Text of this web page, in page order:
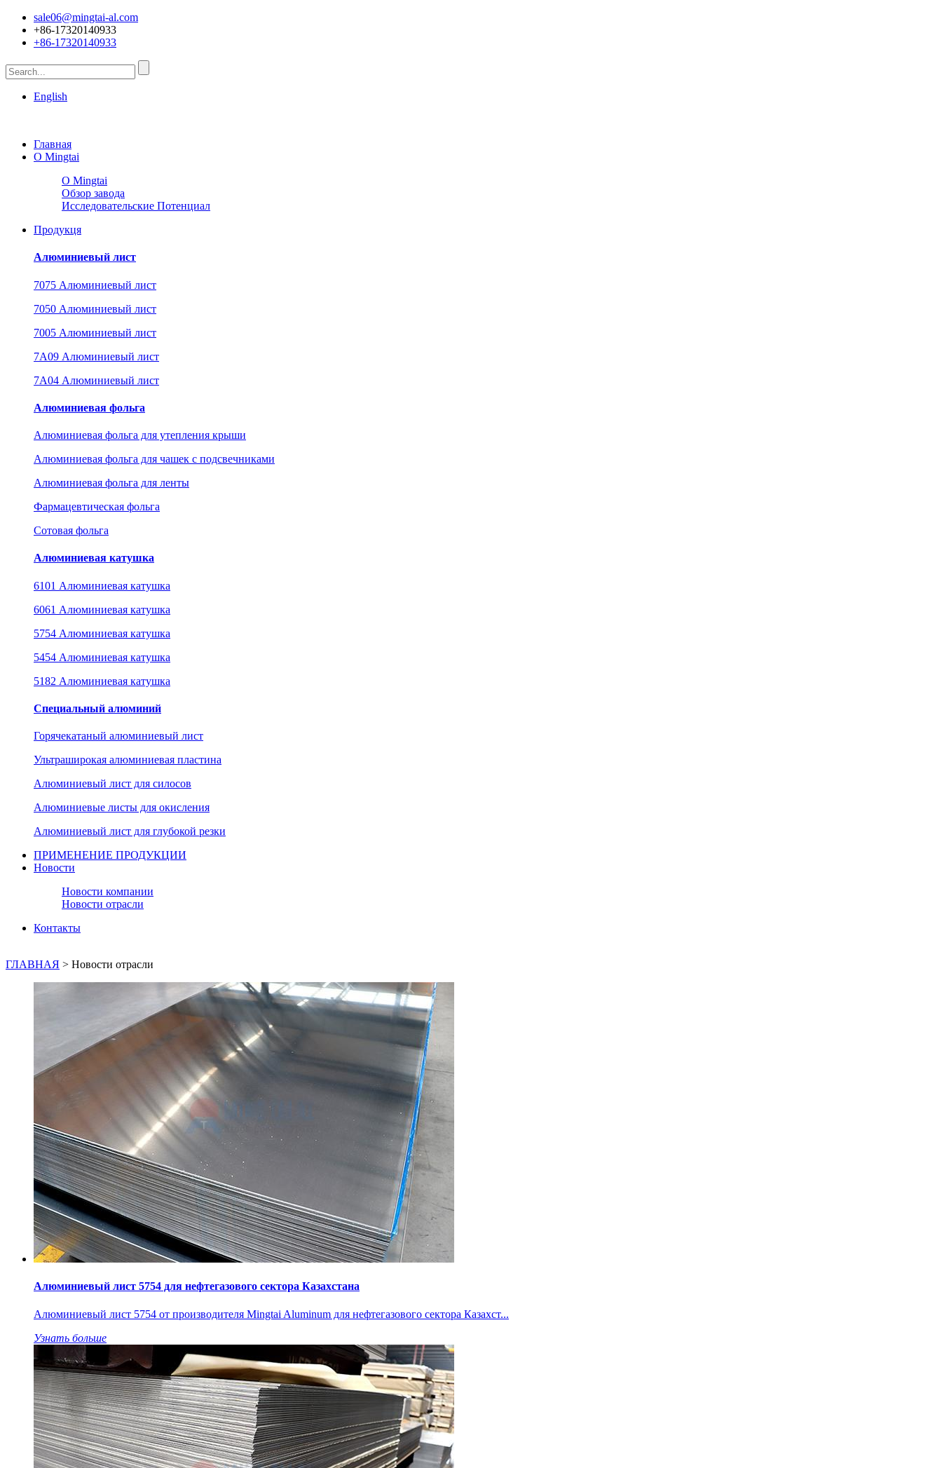
sale06@mingtai-al.com
+86-17320140933
+86-17320140933
English
Главная
О Mingtai
О Mingtai
Обзор завода
Исследовательские Потенциал
Продукця
Алюминиевый лист
7075 Алюминиевый лист
7050 Алюминиевый лист
7005 Алюминиевый лист
7A09 Алюминиевый лист
7A04 Алюминиевый лист
Алюминиевая фольга
Алюминиевая фольга для утепления крыши
Алюминиевая фольга для чашек с подсвечниками
Алюминиевая фольга для ленты
Фармацевтическая фольга
Сотовая фольга
Алюминиевая катушка
6101 Алюминиевая катушка
6061 Алюминиевая катушка
5754 Алюминиевая катушка
5454 Алюминиевая катушка
5182 Алюминиевая катушка
Специальный алюминий
Горячекатаный алюминиевый лист
Ультраширокая алюминиевая пластина
Алюминиевый лист для силосов
Алюминиевые листы для окисления
Алюминиевый лист для глубокой резки
ПРИМЕНЕНИЕ ПРОДУКЦИИ
Новости
Новости компании
Новости отрасли
Контакты
ГЛАВНАЯ > Новости отрасли
Алюминиевый лист 5754 для нефтегазового сектора Казахстана
Алюминиевый лист 5754 от производителя Mingtai Aluminum для нефтегазового сектора Казахст...
Узнать больше